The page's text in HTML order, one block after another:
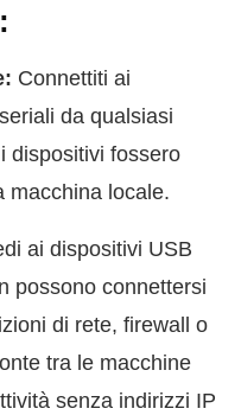
Connettiti ai
da qualsiasi
dispositivi fossero
macchina locale.
ai dispositivi USB
possono connettersi
di rete, firewall o
tra le macchine
senza indirizzi IP